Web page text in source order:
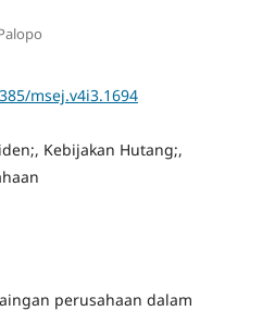
msej.v4i3.1694
Kebijakan Hutang;,
perusahaan dalam